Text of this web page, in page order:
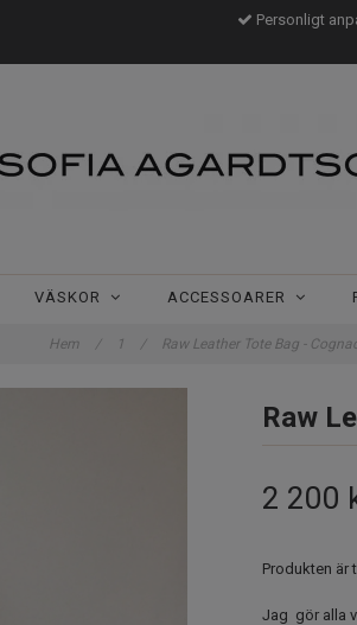
Personligt
VÄSKOR ACCESSOARER
Hem / 1 / Raw Leather Tote Bag -
Raw
2 200
Produkten är
Jag gör alla